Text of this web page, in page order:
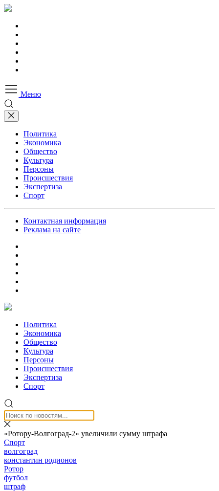
Меню
Политика
Экономика
Общество
Культура
Персоны
Происшествия
Экспертиза
Спорт
Контактная информация
Реклама на сайте
Политика
Экономика
Общество
Культура
Персоны
Происшествия
Экспертиза
Спорт
«Ротору-Волгоград-2» увеличили сумму штрафа
Спорт
волгоград
константин родионов
Ротор
футбол
штраф